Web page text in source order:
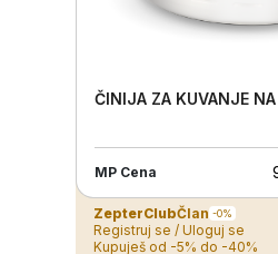
ČINIJA ZA KUVANJE
MP Cena
ZepterClubČlan -0%
Registruj se / Uloguj se
Kupuješ od -5% do -40%